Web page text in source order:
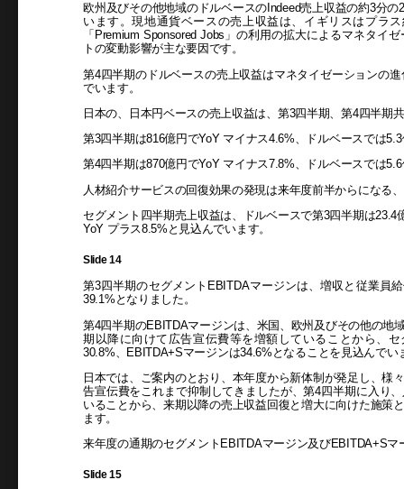
欧州及びその他地域のドルベースのIndeed売上収益の約3分
います。現地通貨ベースの売上収益は、イギリスはプラ
「Premium Sponsored Jobs」の利用の拡大によるマネタイ
トの変動影響が主な要因です。
第4四半期のドルベースの売上収益はマネタイゼーションの
でいます。
日本の、日本円ベースの売上収益は、第3四半期、第4四半期
第3四半期は816億円でYoY マイナス4.6%、ドルベースでは
第4四半期は870億円でYoY マイナス7.8%、ドルベースでは
人材紹介サービスの回復効果の発現は来年度前半からになる
セグメント四半期売上収益は、ドルベースで第3四半期は
YoY プラス8.5%と見込んでいます。
Slide 14
第3四半期のセグメントEBITDAマージンは、増収と従業員
39.1%となりました。
第4四半期のEBITDAマージンは、米国、欧州及びその他の地
期以降に向けて広告宣伝費等を増額していることから、
30.8%、EBITDA+Sマージンは34.6%となることを見込んでい
日本では、ご案内のとおり、本年度から新体制が発足し、様
告宣伝費をこれまで抑制してきましたが、第4四半期に入り
いることから、来期以降の売上収益回復と増大に向けた施策
ます。
来年度の通期のセグメントEBITDAマージン及びEBITDA+S
Slide 15